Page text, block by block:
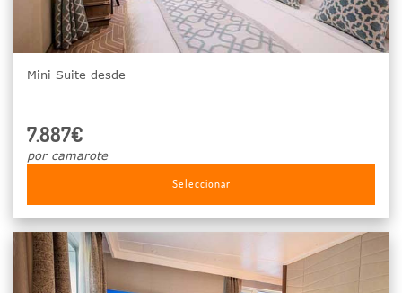
Mini Suite desde
7.887€
por camarote
Seleccionar